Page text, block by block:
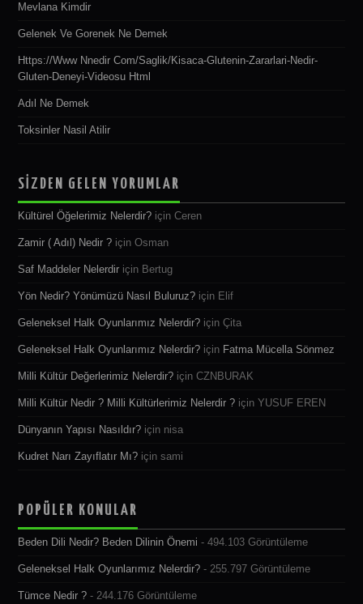
Mevlana Kimdir
Gelenek Ve Gorenek Ne Demek
Https://www Nnedir Com/saglik/kisaca-Glutenin-Zararlari-Nedir-
Gluten-Deneyi-Videosu Html
Adıl Ne Demek
Toksinler Nasil Atilir
SİZDEN GELEN YORUMLAR
Kültürel Öğelerimiz Nelerdir? içinCeren
Zamir ( Adıl) Nedir ? içinOsman
Saf Maddeler Nelerdir için Bertug
Yön Nedir? Yönümüzü Nasıl Buluruz? için Elif
Geleneksel Halk Oyunlarımız Nelerdir? içinÇita
Geleneksel Halk Oyunlarımız Nelerdir? için Fatma Mücella Sönmez
Milli Kültür Değerlerimiz Nelerdir? içinCZNBURAK
Milli Kültür Nedir ? Milli Kültürlerimiz Nelerdir ? içinYUSUF EREN
Dünyanın Yapısı Nasıldır? için nisa
Kudret Narı Zayıflatır Mı? içinsami
POPÜLER KONULAR
Beden Dili Nedir? Beden Dilinin Önemi - 494.103 Görüntüleme
Geleneksel Halk Oyunlarımız Nelerdir? - 255.797 Görüntüleme
Tümce Nedir ? - 244.176 Görüntüleme